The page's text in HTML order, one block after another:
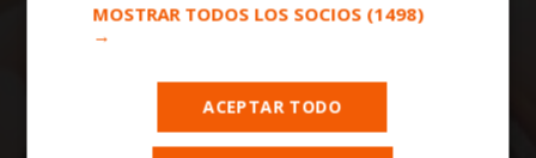
MOSTRAR TODOS LOS SOCIOS (1498)
→
ACEPTAR TODO